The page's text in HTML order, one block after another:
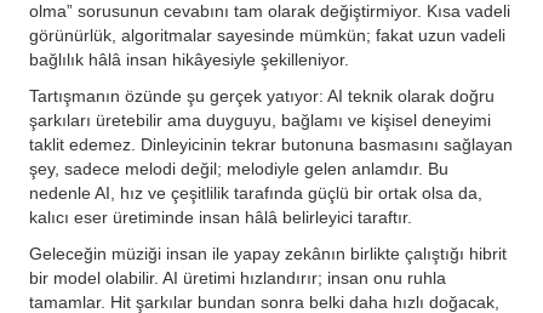
olma” sorusunun cevabını tam olarak değiştirmiyor. Kısa vadeli
görünürlük, algoritmalar sayesinde mümkün; fakat uzun vadeli
bağlılık hâlâ insan hikâyesiyle şekilleniyor.
Tartışmanın özünde şu gerçek yatıyor: AI teknik olarak doğru
şarkıları üretebilir ama duyguyu, bağlamı ve kişisel deneyimi
taklit edemez. Dinleyicinin tekrar butonuna basmasını sağlayan
şey, sadece melodi değil; melodiyle gelen anlamdır. Bu
nedenle AI, hız ve çeşitlilik tarafında güçlü bir ortak olsa da,
kalıcı eser üretiminde insan hâlâ belirleyici taraftır.
Geleceğin müziği insan ile yapay zekânın birlikte çalıştığı hibrit
bir model olabilir. AI üretimi hızlandırır; insan onu ruhla
tamamlar. Hit şarkılar bundan sonra belki daha hızlı doğacak,